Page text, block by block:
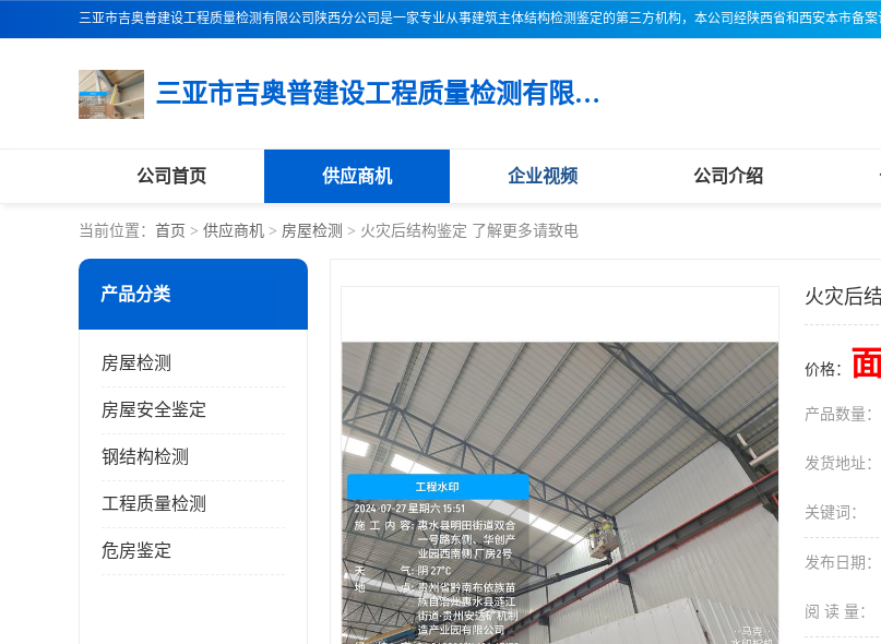
三亚市吉奥普建设工程质量检测有限公司陕西分公司
公司首页 供应商机 企业视频 公司介绍
当前位置： 首页 > 供应商机 > 房屋检测 > 火灾后结构鉴定 了解更多请致电
产品分类
房屋检测
房屋安全鉴定
钢结构检测
工程质量检测
危房鉴定
火灾后
价格：
产品数量：
发货地址：
关键词：
发布日期：
阅 读 量：